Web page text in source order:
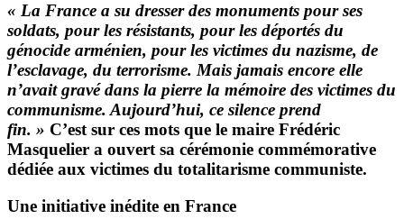
« La France a su dresser des monuments pour ses
soldats, pour les résistants, pour les déportés du
génocide arménien, pour les victimes du nazisme, de
l’esclavage, du terrorisme. Mais jamais encore elle
n’avait gravé dans la pierre la mémoire des victimes du
communisme. Aujourd’hui, ce silence prend
fin. » C’est sur ces mots que le maire Frédéric
Masquelier a ouvert sa cérémonie commémorative
dédiée aux victimes du totalitarisme communiste.
Une initiative inédite en France